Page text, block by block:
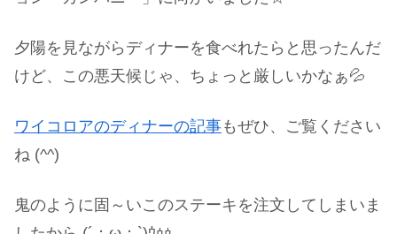
夕陽を見ながらディナーを食べれたらと思ったんだ
けど、この悪天候じゃ、ちょっと厳しいかなぁ💦
ワイコロアのディナーの記事もぜひ、ご覧ください
ね (^^)
鬼のように固～いこのステーキを注文してしまいま